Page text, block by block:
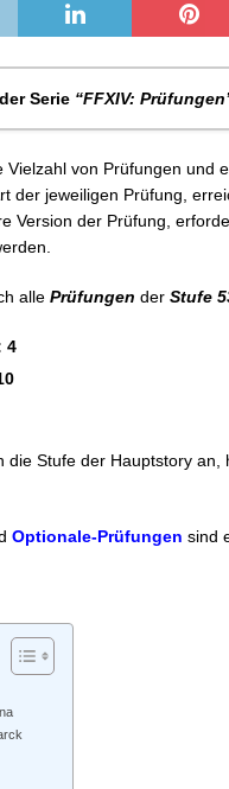
Serie “FFXIV:
20 – 50)
53 – 60)
63 – 70)
83 – 90)
Vielzahl von Prüfungen und
der jeweiligen Prüfung,
Version der Prüfung,
alle Prüfungen der Stufe
4
die Stufe der Hauptstory
Optionale-Prüfungen sind